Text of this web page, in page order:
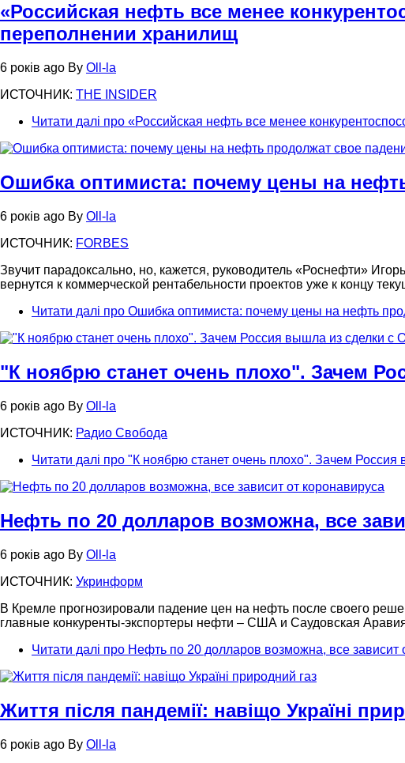
«Российская нефть все менее
переполнении хранилищ
6 років ago By Oll-la
ИСТОЧНИК: THE INSIDER
Читати далі про «Российская нефть все менее
Ошибка оптимиста: почему цены на
6 років ago By Oll-la
ИСТОЧНИК: FORBES
Звучит парадоксально, но, кажется, руководитель «Роснефти»
вернутся к коммерческой рентабельности проектов уже к концу
Читати далі про Ошибка оптимиста: почему цены на нефть
"К ноябрю станет очень плохо". Зачем
6 років ago By Oll-la
ИСТОЧНИК: Радио Свобода
Читати далі про "К ноябрю станет очень плохо". Зачем
Нефть по 20 долларов возможна, все
6 років ago By Oll-la
ИСТОЧНИК: Укринформ
В Кремле прогнозировали падение цен на нефть после своего
главные конкуренты-экспортеры нефти – США и Саудовская Аравия
Читати далі про Нефть по 20 долларов возможна, все зависит
Життя після пандемії: навіщо Україні
6 років ago By Oll-la